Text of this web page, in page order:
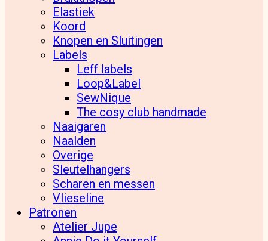
Elastiek
Koord
Knopen en Sluitingen
Labels
Leff labels
Loop&Label
SewNique
The cosy club handmade
Naaigaren
Naalden
Overige
Sleutelhangers
Scharen en messen
Vlieseline
Patronen
Atelier Jupe